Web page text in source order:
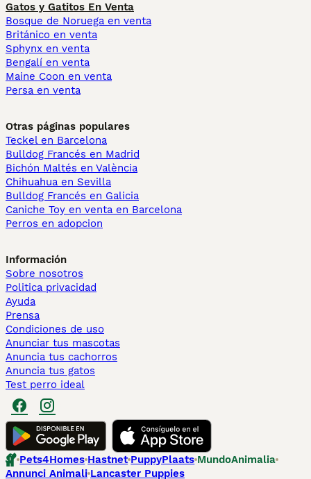
Gatos y Gatitos En Venta
Bosque de Noruega en venta
Británico en venta
Sphynx en venta
Bengalí en venta
Maine Coon en venta
Persa en venta
Otras páginas populares
Teckel en Barcelona
Bulldog Francés en Madrid
Bichón Maltés en València
Chihuahua en Sevilla
Bulldog Francés en Galicia
Caniche Toy en venta en Barcelona
Perros en adopcion
Información
Sobre nosotros
Politica privacidad
Ayuda
Prensa
Condiciones de uso
Anunciar tus mascotas
Anuncia tus cachorros
Anuncia tus gatos
Test perro ideal
Pets4Homes Hastnet PuppyPlaats MundoAnimalia
Annunci Animali Lancaster Puppies